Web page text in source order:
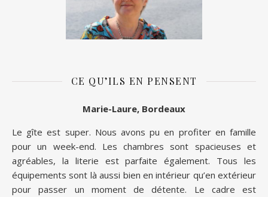
CE QU’ILS EN PENSENT
Marie-Laure, Bordeaux
Le gîte est super. Nous avons pu en profiter en famille
pour un week-end. Les chambres sont spacieuses et
agréables, la literie est parfaite également. Tous les
équipements sont là aussi bien en intérieur qu’en extérieur
pour passer un moment de détente. Le cadre est